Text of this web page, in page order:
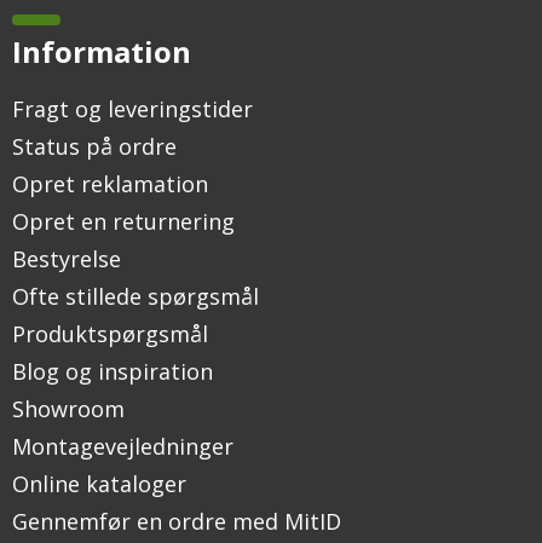
Information
Fragt og leveringstider
Status på ordre
Opret reklamation
Opret en returnering
Bestyrelse
Ofte stillede spørgsmål
Produktspørgsmål
Blog og inspiration
Showroom
Montagevejledninger
Online kataloger
Gennemfør en ordre med MitID